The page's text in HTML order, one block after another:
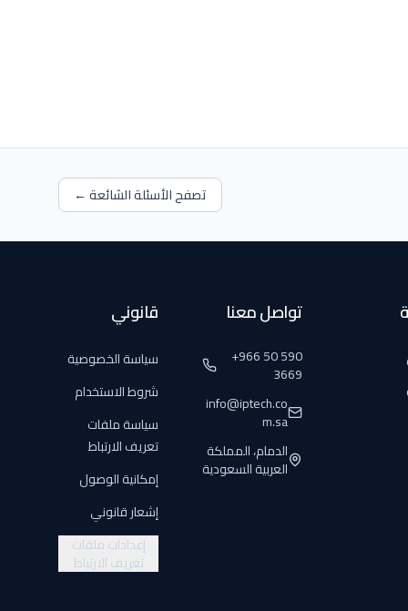
تصفح الأسئلة الشائعة ←
تواصل معنا
+966 50 590
3669
info@iptech.co
m.sa
الدمام، المملكة
العربية السعودية
قانوني
سياسة الخصوصية
شروط الاستخدام
سياسة ملفات
تعريف الارتباط
إمكانية الوصول
إشعار قانوني
إعدادات ملفات
تعريف الارتباط